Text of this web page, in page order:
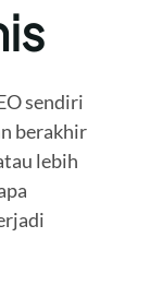
sendiri
berakhir
lebih